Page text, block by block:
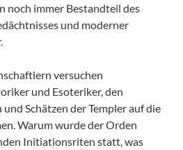
noch immer Bestandteil des
und moderner
versuchen
und Esoteriker, den
Schätzen der Templer auf die
Warum wurde der Orden
Initiationsriten statt, was